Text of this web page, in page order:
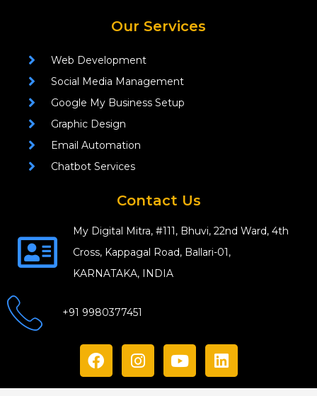
Our Services
Web Development
Social Media Management
Google My Business Setup
Graphic Design
Email Automation
Chatbot Services
Contact Us
My Digital Mitra, #111, Bhuvi, 22nd Ward, 4th
Cross, Kappagal Road, Ballari-01,
KARNATAKA, INDIA
+91 9980377451
F
a
c
I
n
s
Y
o
u
L
i
n